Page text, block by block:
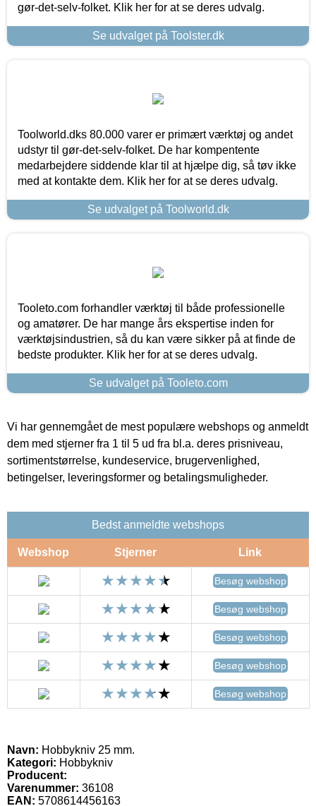
gør-det-selv-folket. Klik her for at se deres udvalg.
Se udvalget på Toolster.dk
Toolworld.dks 80.000 varer er primært værktøj og andet
udstyr til gør-det-selv-folket. De har kompentente
medarbejdere siddende klar til at hjælpe dig, så tøv ikke
med at kontakte dem. Klik her for at se deres udvalg.
Se udvalget på Toolworld.dk
Tooleto.com forhandler værktøj til både professionelle
og amatører. De har mange års ekspertise inden for
værktøjsindustrien, så du kan være sikker på at finde de
bedste produkter. Klik her for at se deres udvalg.
Se udvalget på Tooleto.com
Vi har gennemgået de mest populære webshops og anmeldt
dem med stjerner fra 1 til 5 ud fra bl.a. deres prisniveau,
sortimentstørrelse, kundeservice, brugervenlighed,
betingelser, leveringsformer og betalingsmuligheder.
Bedst anmeldte webshops
Webshop Stjerner Link
Besøg webshop
Besøg webshop
Besøg webshop
Besøg webshop
Besøg webshop
Navn: Hobbykniv 25 mm.
Kategori: Hobbykniv
Producent:
Varenummer: 36108
EAN: 5708614456163